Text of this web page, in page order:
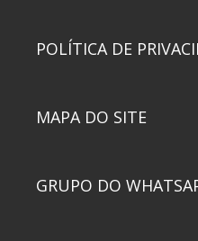
POLÍTICA DE
MAPA DO SITE
GRUPO DO